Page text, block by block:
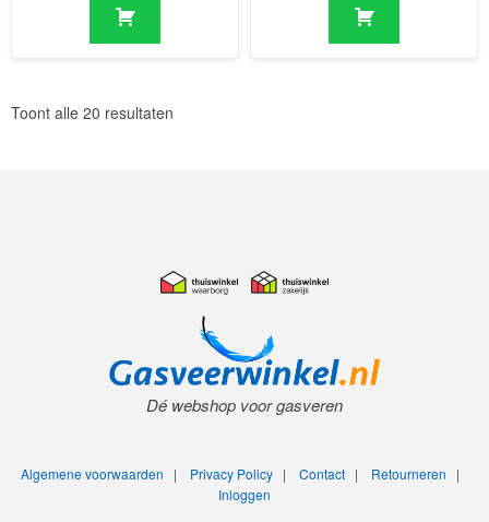
Toont alle 20 resultaten
Dé webshop voor gasveren
Algemene voorwaarden | Privacy Policy| Contact| Retourneren |
Inloggen